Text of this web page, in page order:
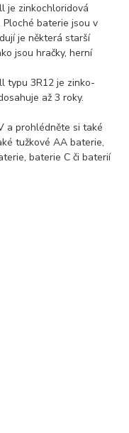
je zinkochloridová
baterie jsou v
je některá starší
jsou hračky, herní
typu 3R12 je zinko-
až 3 roky.
a prohlédněte si také
tužkové AA baterie,
baterie C či baterií